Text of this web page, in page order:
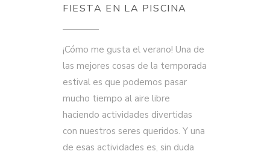
FIESTA EN LA PISCINA
¡Cómo me gusta el verano! Una de
las mejores cosas de la temporada
estival es que podemos pasar
mucho tiempo al aire libre
haciendo actividades divertidas
con nuestros seres queridos. Y una
de esas actividades es, sin duda